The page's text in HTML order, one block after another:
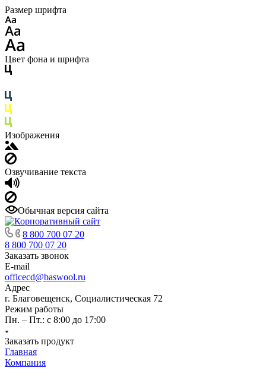
Размер шрифта
Цвет фона и шрифта
Изображения
Озвучивание текста
Обычная версия сайта
8 800 700 07 20
8 800 700 07 20
Заказать звонок
E-mail
officecd@baswool.ru
Адрес
г. Благовещенск, Социалистическая 72
Режим работы
Пн. – Пт.: с 8:00 до 17:00
Заказать продукт
Главная
Компания